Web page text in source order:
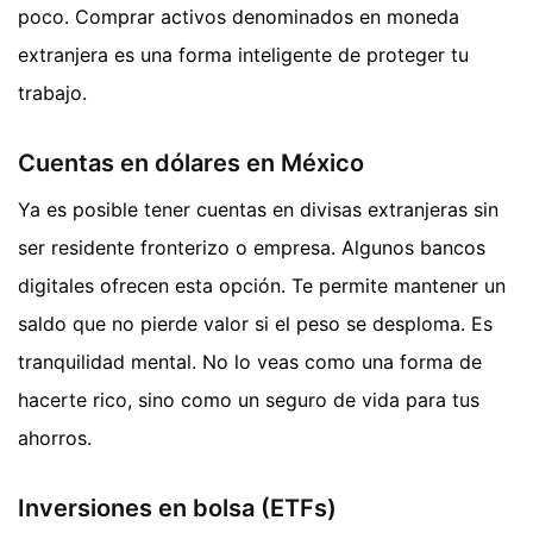
poco. Comprar activos denominados en moneda
extranjera es una forma inteligente de proteger tu
trabajo.
Cuentas en dólares en México
Ya es posible tener cuentas en divisas extranjeras sin
ser residente fronterizo o empresa. Algunos bancos
digitales ofrecen esta opción. Te permite mantener un
saldo que no pierde valor si el peso se desploma. Es
tranquilidad mental. No lo veas como una forma de
hacerte rico, sino como un seguro de vida para tus
ahorros.
Inversiones en bolsa (ETFs)